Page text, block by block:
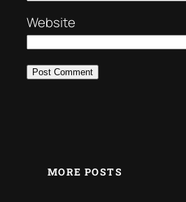
Website
MORE POSTS